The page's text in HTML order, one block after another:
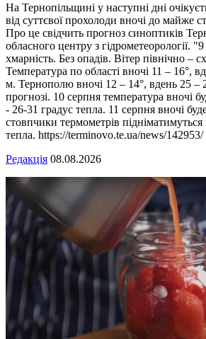
На Тернопільщині у наступні дні
від суттєвої прохолоди вночі до майже
Про це свідчить прогноз синоптиків
обласного центру з гідрометеорології.
хмарність. Без опадів. Вітер північно –
Температура по області вночі 11 – 16°,
м. Тернополю вночі 12 – 14°, вдень 25 –
прогнозі. 10 серпня температура вночі
- 26-31 градус тепла. 11 серпня вночі
стовпчики термометрів підніматимуться
тепла. https://terminovo.te.ua/news/142953/
Редакція 08.08.2026